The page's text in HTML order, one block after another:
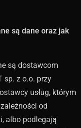
są dane oraz jak
są dostawcom
sp. z o.o. przy
usług, którym
od
albo podlegają